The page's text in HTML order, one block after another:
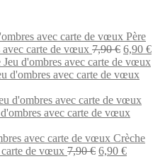
Père
carte de vœux 7,90€ Le
prix
initial
7,90 €.
6,90 €Le
d'ombres avec carte de vœux
avec carte de vœux
Crèche
carte de vœux 7,90€ Le
6,90 €Le